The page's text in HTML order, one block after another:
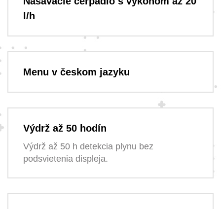
l/h
Menu v českom jazyku
Výdrž až 50 hodín
Výdrž až 50 h detekcia plynu bez
podsvietenia displeja.